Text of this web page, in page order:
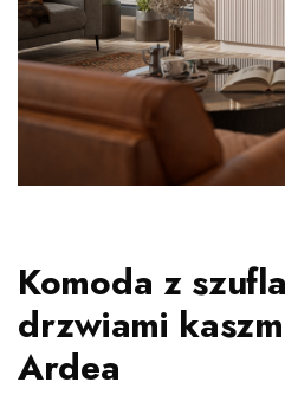
Komoda z
drzwiami
Ardea